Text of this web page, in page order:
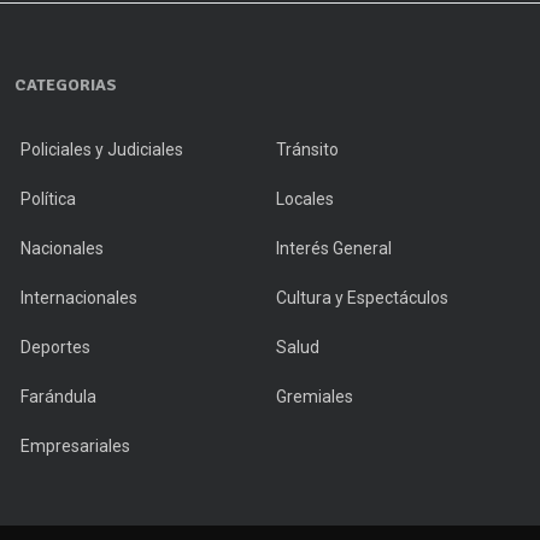
CATEGORIAS
Policiales y Judiciales Tránsito
Política Locales
Nacionales Interés General
Internacionales Cultura y Espectáculos
Deportes Salud
Farándula Gremiales
Empresariales